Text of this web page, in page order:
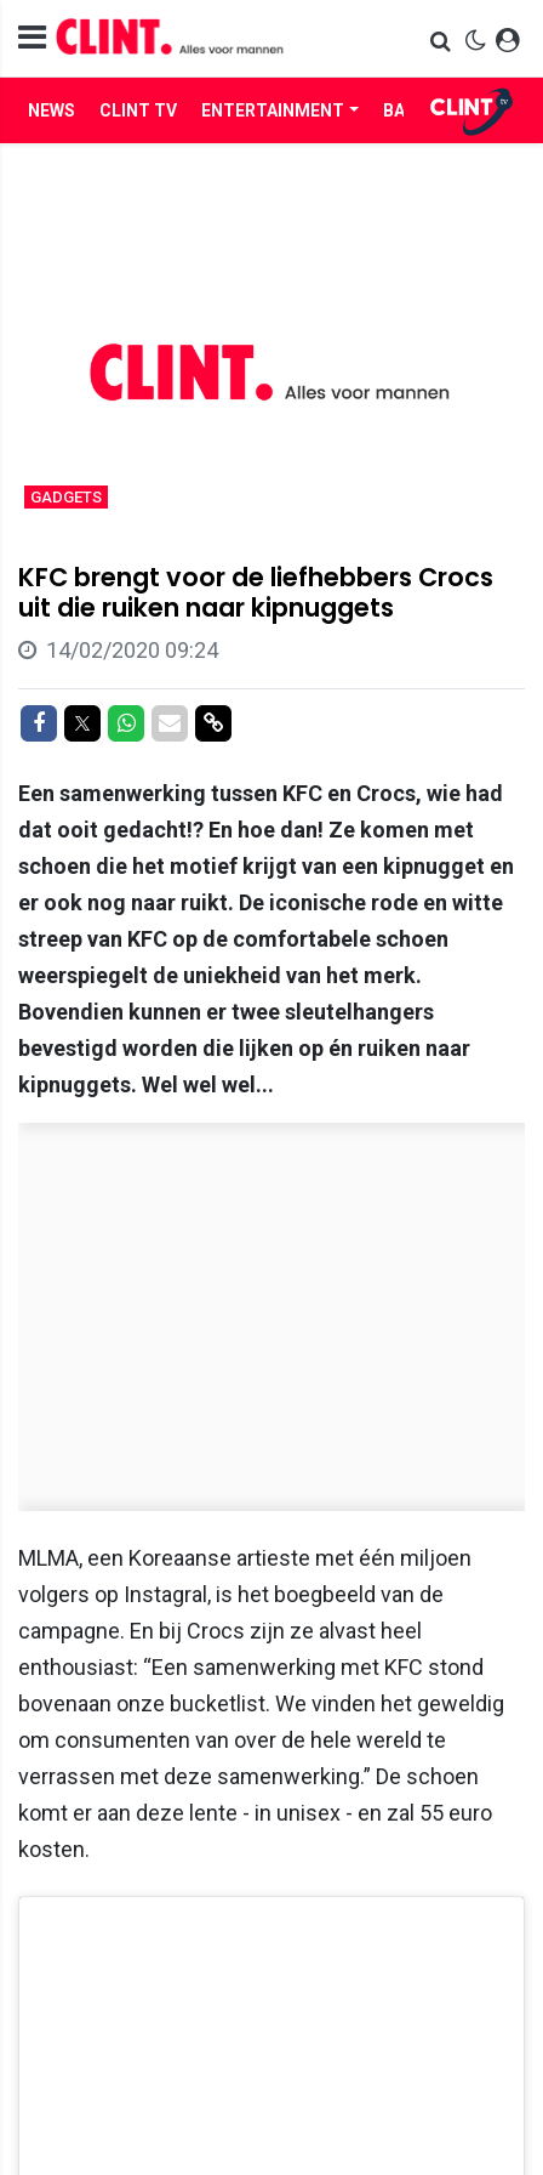
NEWS CLINT TV ENTERTAINMENT BABES LIFE
GADGETS
KFC brengt voor de liefhebbers Crocs
uit die ruiken naar kipnuggets
14/02/2020 09:24
Delen op Facebook
Delen op Twitter
Delen op Whatsapp
Delen via Mail
Delen via link
Een samenwerking tussen KFC en Crocs, wie had
dat ooit gedacht!? En hoe dan! Ze komen met
schoen die het motief krijgt van een kipnugget en
er ook nog naar ruikt. De iconische rode en witte
streep van KFC op de comfortabele schoen
weerspiegelt de uniekheid van het merk.
Bovendien kunnen er twee sleutelhangers
bevestigd worden die lijken op én ruiken naar
kipnuggets. Wel wel wel...
MLMA, een Koreaanse artieste met één miljoen
volgers op Instagral, is het boegbeeld van de
campagne. En bij Crocs zijn ze alvast heel
enthousiast: “Een samenwerking met KFC stond
bovenaan onze bucketlist. We vinden het geweldig
om consumenten van over de hele wereld te
verrassen met deze samenwerking.” De schoen
komt er aan deze lente - in unisex - en zal 55 euro
kosten.